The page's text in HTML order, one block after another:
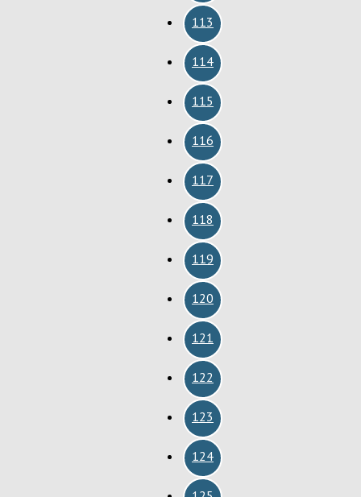
113
114
115
116
117
118
119
120
121
122
123
124